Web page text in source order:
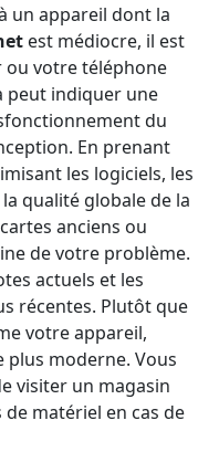
un appareil dont la
est médiocre, il est
votre téléphone
peut indiquer une
du
En prenant
les logiciels, les
qualité globale de la
anciens ou
de votre problème.
actuels et les
récentes. Plutôt que
votre appareil,
plus moderne. Vous
visiter un magasin
matériel en cas de